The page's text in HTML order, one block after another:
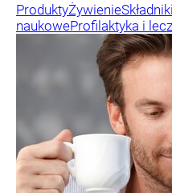
ProduktyŻywienie
naukoweProfilaktyka i